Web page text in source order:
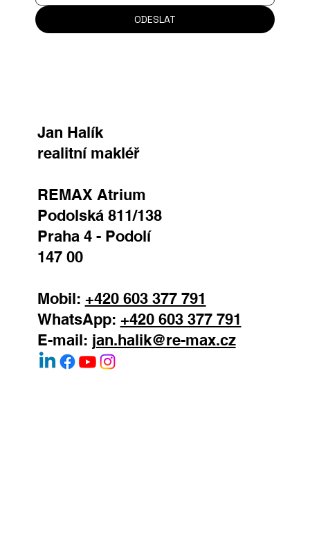
ODESLAT
Jan Halík
realitní makléř
REMAX Atrium
Podolská 811/138
Praha 4 - Podolí
147 00
Mobil: +420 603 377 791
WhatsApp: +420 603 377 791
E-mail: jan.halik@re-max.cz